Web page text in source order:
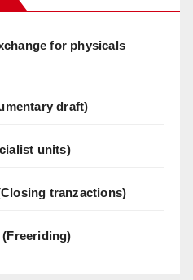
for physicals
draft)
units)
tranzactions)